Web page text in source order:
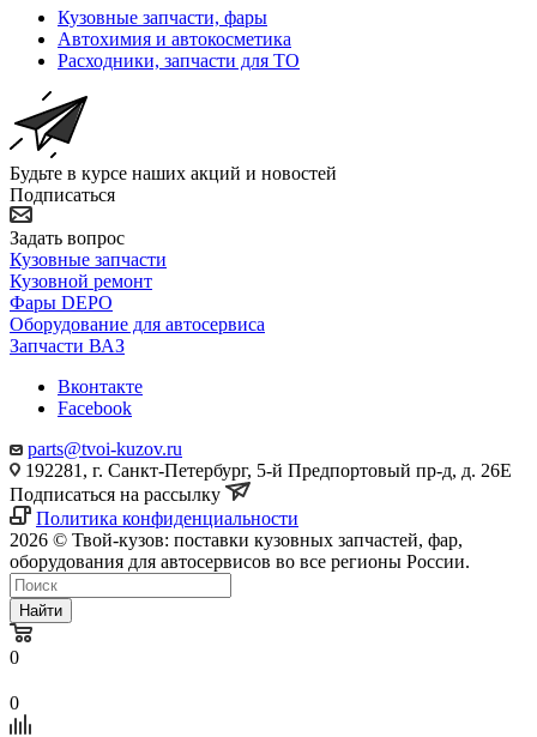
Кузовные запчасти, фары
Автохимия и автокосметика
Расходники, запчасти для ТО
Будьте в курсе наших акций и новостей
Подписаться
Задать вопрос
Кузовные запчасти
Кузовной ремонт
Фары DEPO
Оборудование для автосервиса
Запчасти ВАЗ
Вконтакте
Facebook
parts@tvoi-kuzov.ru
192281, г. Санкт-Петербург, 5-й Предпортовый пр-д, д. 26Е
Подписаться на рассылку
Политика конфиденциальности
2026 © Твой-кузов: поставки кузовных запчастей, фар,
оборудования для автосервисов во все регионы России.
Найти
0
0